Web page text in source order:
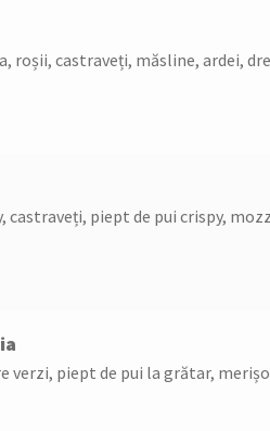
roșii, castraveți, măsline, ardei,
castraveți, piept de pui crispy,
verzi, piept de pui la grătar,